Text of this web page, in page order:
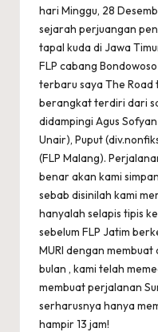
hari Minggu, 28
sejarah perjuangan
tapal kuda di Jawa
FLP cabang
terbaru saya The Road
berangkat terdiri dari
didampingi Agus
Unair), Puput
(FLP Malang).
benar akan kami
sebab disinilah kami
hanyalah selapis tipis
sebelum FLP Jatim
MURI dengan
bulan , kami telah
membuat perjalanan
serharusnya hanya
hampir 13 jam!